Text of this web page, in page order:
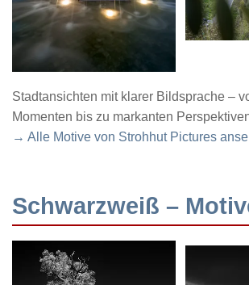
Stadtansichten mit klarer Bildsprache –
Momenten bis zu markanten
→ Alle Motive von Strohhut Pictures
Schwarzweiß –